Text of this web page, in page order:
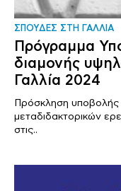
ΣΠΟΥΔΕΣ ΣΤΗ ΓΑΛΛΙΑ
Πρόγραμμα
διαμονής
Γαλλία 2024
Πρόσκληση
μεταδιδακτορικών
στις..